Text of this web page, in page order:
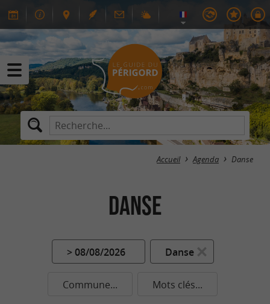
Accueil Agenda Danse
Danse
> 08/08/2026 Danse
Commune... Mots clés...